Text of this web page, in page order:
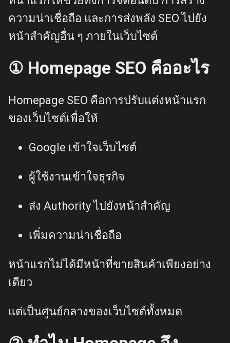
ความน่าเชื่อถือ และการส่งพลัง SEO ไปยัง
หน้าสำคัญอื่น ๆ ภายในเว็บไซต์
① Homepage SEO คืออะไร
Homepage SEO คือการปรับแต่งหน้าแรก
ของเว็บไซต์เพื่อให้
Google เข้าใจเว็บไซต์
ผู้ใช้งานเข้าใจธุรกิจ
ส่ง Authority ไปยังหน้าสำคัญ
เพิ่มความน่าเชื่อถือ
หน้าแรกไม่ได้มีหน้าที่ขายสินค้าเพียงอย่าง
เดียว
แต่เป็นศูนย์กลางของเว็บไซต์ทั้งหมด